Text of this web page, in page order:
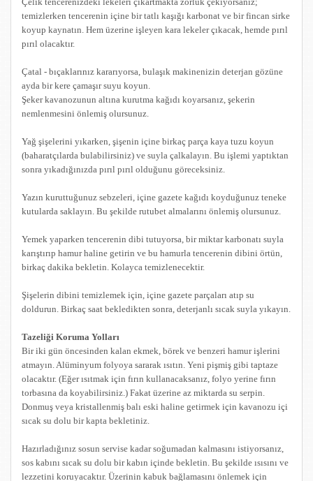
temizlerken tencerenin içine bir tatlı kaşığı karbonat ve bir fincan sirke
koyup kaynatın. Hem üzerine işleyen kara lekeler çıkacak, hemde pırıl
pırıl olacaktır.
Çatal - bıçaklarınız kararıyorsa, bulaşık makinenizin deterjan gözüne
ayda bir kere çamaşır suyu koyun.
Şeker kavanozunun altına kurutma kağıdı koyarsanız, şekerin
nemlenmesini önlemiş olursunuz.
Yağ şişelerini yıkarken, şişenin içine birkaç parça kaya tuzu koyun
(baharatçılarda bulabilirsiniz) ve suyla çalkalayın. Bu işlemi yaptıktan
sonra yıkadığınızda pırıl pırıl olduğunu göreceksiniz.
Yazın kuruttuğunuz sebzeleri, içine gazete kağıdı koyduğunuz teneke
kutularda saklayın. Bu şekilde rutubet almalarını önlemiş olursunuz.
Yemek yaparken tencerenin dibi tutuyorsa, bir miktar karbonatı suyla
karıştırıp hamur haline getirin ve bu hamurla tencerenin dibini örtün,
birkaç dakika bekletin. Kolayca temizlenecektir.
Şişelerin dibini temizlemek için, içine gazete parçaları atıp su
doldurun. Birkaç saat bekledikten sonra, deterjanlı sıcak suyla yıkayın.
Tazeliği Koruma Yolları
Bir iki gün öncesinden kalan ekmek, börek ve benzeri hamur işlerini
atmayın. Alüminyum folyoya sararak ısıtın. Yeni pişmiş gibi taptaze
olacaktır. (Eğer ısıtmak için fırın kullanacaksanız, folyo yerine fırın
torbasına da koyabilirsiniz.) Fakat üzerine az miktarda su serpin.
Donmuş veya kristallenmiş balı eski haline getirmek için kavanozu içi
sıcak su dolu bir kapta bekletiniz.
Hazırladığınız sosun servise kadar soğumadan kalmasını istiyorsanız,
sos kabını sıcak su dolu bir kabın içinde bekletin. Bu şekilde ısısını ve
lezzetini koruyacaktır. Üzerinin kabuk bağlamasını önlemek için